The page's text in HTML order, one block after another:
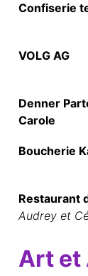
Confiserie
VOLG AG
Denner
Carole
Boucherie
Restaurant
Audrey et
Art et